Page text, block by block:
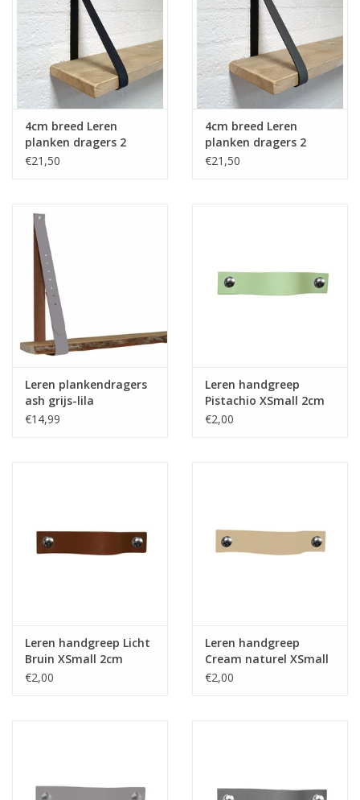
4cm breed Leren
planken dragers 2
stuks navy donker
€21,50
4cm breed Leren
planken dragers 2
stuks grijs
€21,50
Leren plankendragers
ash grijs-lila
verstelbaar (prijs per
€14,99
Leren handgreep
Pistachio XSmall 2cm
breed
€2,00
Leren handgreep Licht
Bruin XSmall 2cm
breed
€2,00
Leren handgreep
Cream naturel XSmall
2cm breed
€2,00